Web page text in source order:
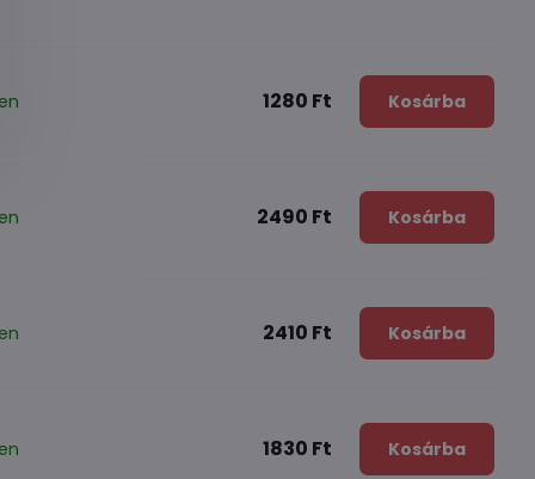
1280 Ft Kosárba
2490 Ft Kosárba
2410 Ft Kosárba
1830 Ft Kosárba